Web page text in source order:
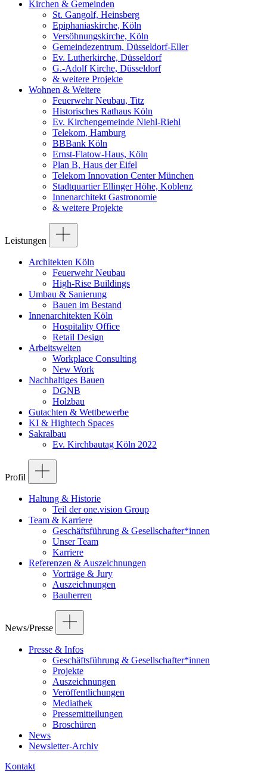
Kirchen & Gemeinden
St. Gangolf, Heinsberg
Epiphaniaskirche, Köln
Versöhnungskirche, Köln
Gemeindezentrum, Düsseldorf-Eller
Ev. Lutherkirche, Düsseldorf
G.-Adolf Kirche, Düsseldorf
& weitere Projekte
Wohnen & Weitere
Feuerwehr Neubau, Titz
Historisches Rathaus Köln
Ev. Kirchengemeinde Niehl-Riehl
Telekom, Hamburg
BBBank Köln
Ernst-Flatow-Haus, Köln
Plan B, Haus der Eifel
Telekom Innovation Center München
Stadtquartier Ellinger Höhe, Koblenz
Innenarchitekt Gastronomie
& weitere Projekte
Leistungen
Architekten Köln
Feuerwehr Neubau
High-Rise Buildings
Umbau & Sanierung
Bauen im Bestand
Innenarchitekten Köln
Hospitality Office
Retail Design
Arbeitswelten
Workplace Consulting
New Work
Nachhaltiges Bauen
DGNB
Holzbau
Gutachten & Wettbewerbe
KI & Hightech Spaces
Sakralbau
Ev. Kirchbautag Köln 2022
Profil
Haltung & Historie
Teil der one.vision Group
Team & Karriere
Geschäftsführung & Gesellschafter*innen
Unser Team
Karriere
Referenzen & Auszeichnungen
Vorträge & Jury
Auszeichnungen
Bauherren
News/Presse
Presse & Infos
Geschäftsführung & Gesellschafter*innen
Projekte
Auszeichnungen
Veröffentlichungen
Mediathek
Pressemitteilungen
Broschüren
News
Newsletter-Archiv
Kontakt